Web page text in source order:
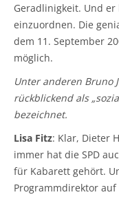
Geradlinigkeit. Und
einzuordnen. Die
dem 11. September
möglich.
Unter anderen Bruno
rückblickend als
bezeichnet.
Lisa Fitz: Klar, Dieter
immer hat die SPD
für Kabarett gehört.
Programmdirektor